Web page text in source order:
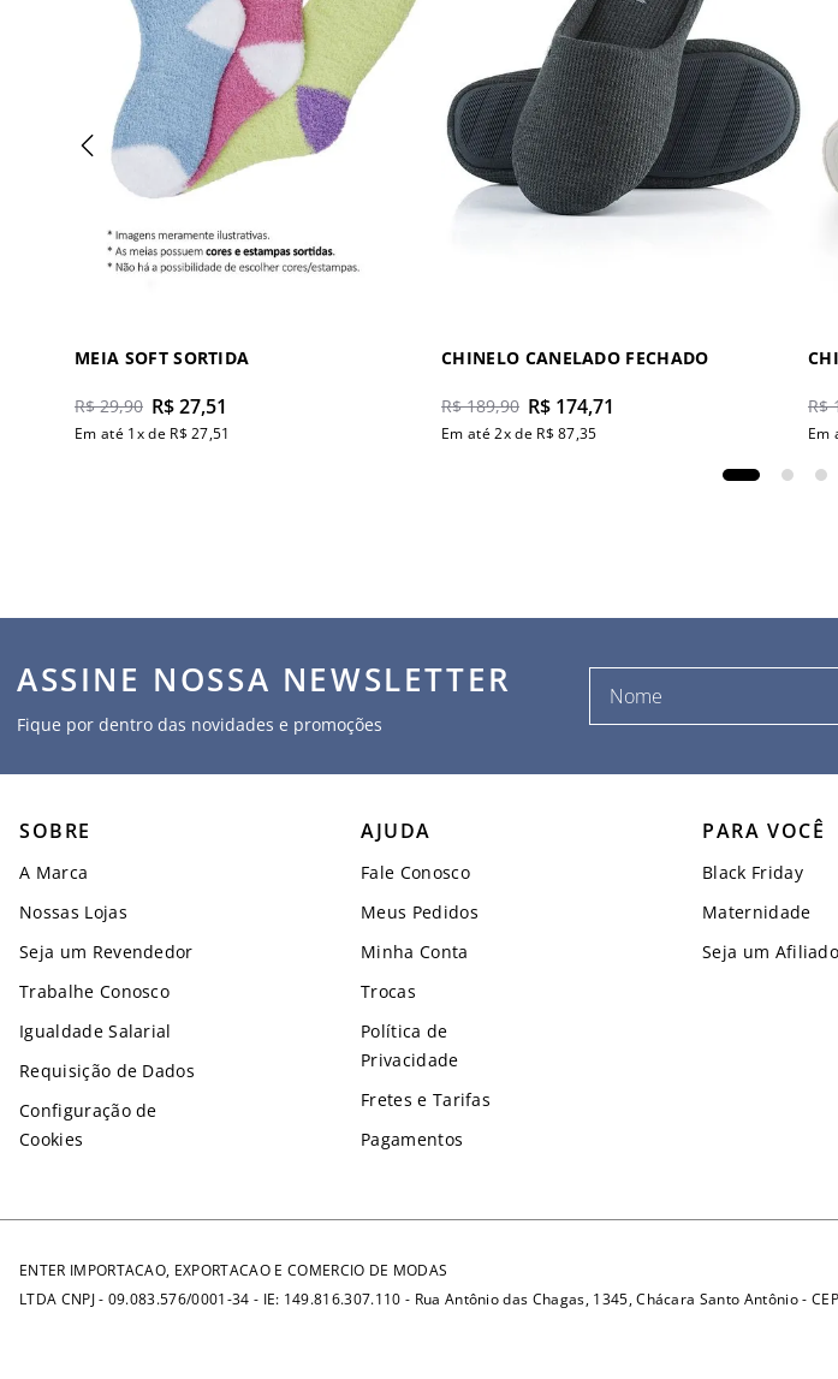
MEIA SOFT SORTIDA
R$ 29,90 R$27,51
Em até 1x de R$ 27,51
CHINELO CANELADO FECHADO
R$ 189,90 R$ 174,71
Em até2x de R$ 87,35
R$
Em
ASSINE NOSSA NEWSLETTER
Fique por dentro das novidades e promoções
SOBRE
A Marca
Nossas Lojas
Seja um Revendedor
Trabalhe Conosco
Igualdade Salarial
Requisição de Dados
Configuração de
Cookies
AJUDA
Fale Conosco
Meus Pedidos
Minha Conta
Trocas
Política de
Privacidade
Fretes e Tarifas
Pagamentos
PARA VOCÊ
Black Friday
Maternidade
Seja um Afiliado
ENTER IMPORTACAO, EXPORTACAO E COMERCIO DE MODAS
LTDA CNPJ - 09.083.576/0001-34 - IE: 149.816.307.110 - Rua Antônio das Chagas, 1345, Chácara Santo Antônio -